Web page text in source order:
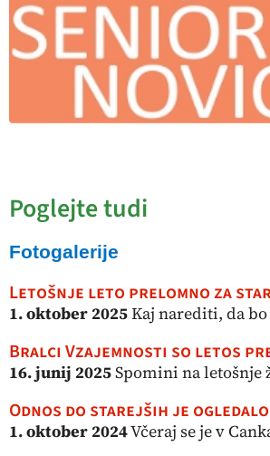
Poglejte tudi
Fotogalerije
Letošnje leto prelomno za
1. oktober 2025Kaj narediti, da
Bralci Vzajemnosti so letos
16. junij 2025Spomini na letošnje
Odnos do starejših je
1. oktober 2024Včeraj se je v